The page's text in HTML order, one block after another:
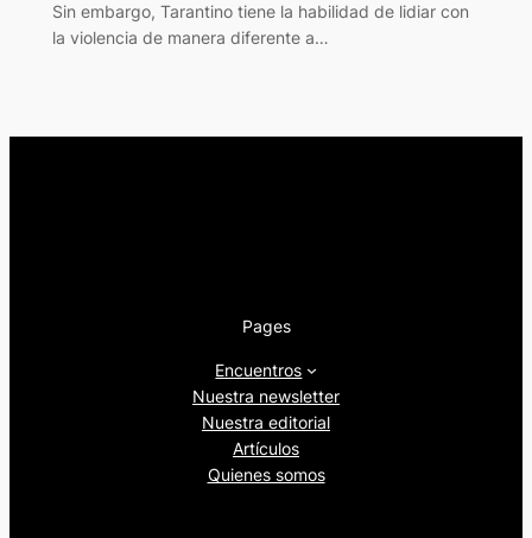
Sin embargo, Tarantino tiene la habilidad de lidiar con
la violencia de manera diferente a…
Pages
Encuentros
Nuestra newsletter
Nuestra editorial
Artículos
Quienes somos